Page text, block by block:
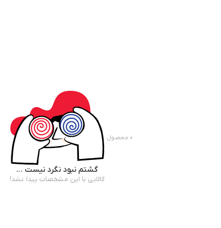
۰ محصول
گشتم نبود نگرد نیست ...
کالایی با این مشخصات پیدا نشد!